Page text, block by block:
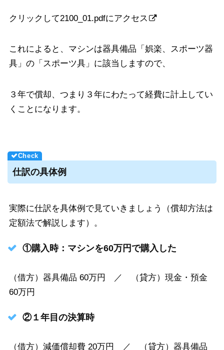
クリックして2100_01.pdfにアクセス
これによると、マシンは器具備品「娯楽、スポーツ器
具」の「スポーツ具」に該当しますので、
３年で償却、つまり３年にわたって経費に計上してい
くことになります。
仕訳の具体例
実際に仕訳を具体例で見ていきましょう（償却方法は
定額法で解説します）。
①購入時：マシンを60万円で購入した
（借方）器具備品 60万円 ／ （貸方）現金・預金
60万円
②１年目の決算時
（借方）減価償却費 20万円 ／ （貸方）器具備品